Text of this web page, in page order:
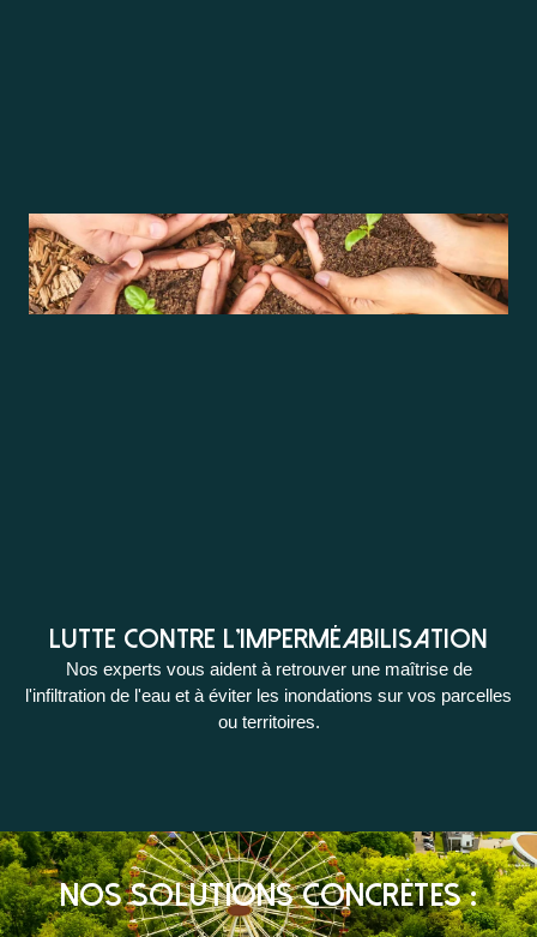
Lutte contre l'imperméabilisation
Nos experts vous aident à retrouver une maîtrise de
l'infiltration de l'eau et à éviter les inondations sur vos parcelles
ou territoires.
Nos solutions concrètes :